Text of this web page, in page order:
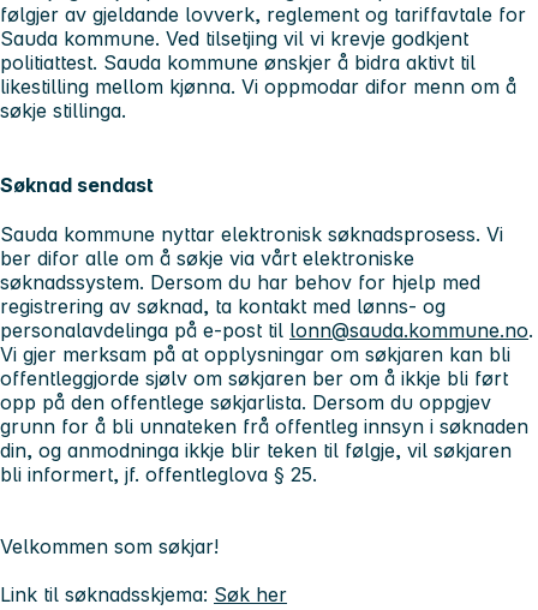
følgjer av gjeldande lovverk, reglement og tariffavtale for
Sauda kommune. Ved tilsetjing vil vi krevje godkjent
politiattest. Sauda kommune ønskjer å bidra aktivt til
likestilling mellom kjønna. Vi oppmodar difor menn om å
søkje stillinga.
Søknad sendast
Sauda kommune nyttar elektronisk søknadsprosess. Vi
ber difor alle om å søkje via vårt elektroniske
søknadssystem. Dersom du har behov for hjelp med
registrering av søknad, ta kontakt med lønns- og
personalavdelinga på e‑post til lonn@sauda.kommune.no.
Vi gjer merksam på at opplysningar om søkjaren kan bli
offentleggjorde sjølv om søkjaren ber om å ikkje bli ført
opp på den offentlege søkjarlista. Dersom du oppgjev
grunn for å bli unnateken frå offentleg innsyn i søknaden
din, og anmodninga ikkje blir teken til følgje, vil søkjaren
bli informert, jf. offentleglova § 25.
Velkommen som søkjar!
Link til søknadsskjema: Søk her